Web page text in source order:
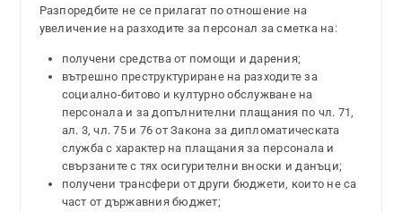
Разпоредбите не се прилагат по отношение на
увеличение на разходите за персонал за сметка на:
получени средства от помощи и дарения;
вътрешно преструктуриране на разходите за
социално-битово и културно обслужване на
персонала и за допълнителни плащания по чл. 71,
ал. 3, чл. 75 и 76 от Закона за дипломатическата
служба с характер на плащания за персонала и
свързаните с тях осигурителни вноски и данъци;
получени трансфери от други бюджети, които не са
част от държавния бюджет;